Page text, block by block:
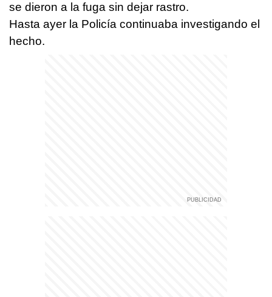
se dieron a la fuga sin dejar rastro.
Hasta ayer la Policía continuaba investigando el
hecho.